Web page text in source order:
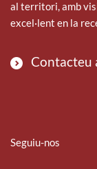
al territori, amb
excel·lent en la
Contacteu
Seguiu-nos